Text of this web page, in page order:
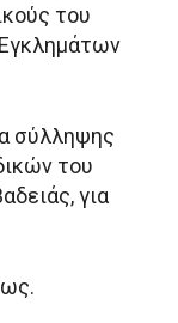
του
σύλληψης
του
για